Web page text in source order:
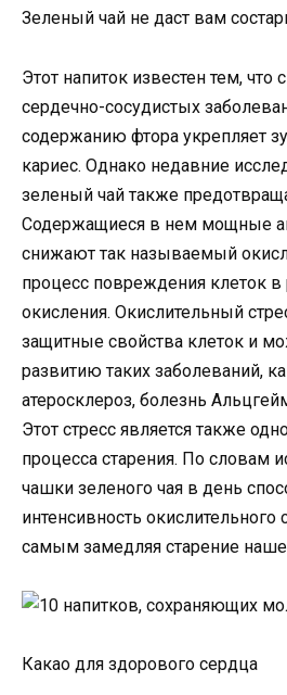
Зеленый чай не даст вам
Этот напиток известен тем, что
сердечно-сосудистых
содержанию фтора укрепляет
кариес. Однако недавние
зеленый чай также
Содержащиеся в нем мощные
снижают так называемый
процесс повреждения клеток в
окисления. Окислительный
защитные свойства клеток и
развитию таких заболеваний,
атеросклероз, болезнь
Этот стресс является также
процесса старения. По словам
чашки зеленого чая в день
интенсивность окислительного
самым замедляя старение
Какао для здорового сердца